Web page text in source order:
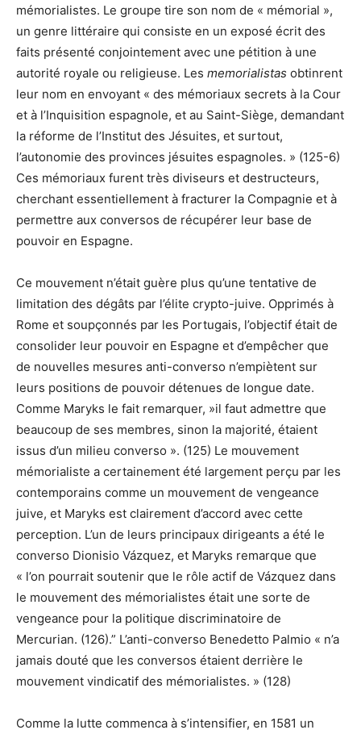
mémorialistes. Le groupe tire son nom de « mémorial »,
un genre littéraire qui consiste en un exposé écrit des
faits présenté conjointement avec une pétition à une
autorité royale ou religieuse. Les memorialistas obtinrent
leur nom en envoyant « des mémoriaux secrets à la Cour
et à l’Inquisition espagnole, et au Saint-Siège, demandant
la réforme de l’Institut des Jésuites, et surtout,
l’autonomie des provinces jésuites espagnoles. » (125-6)
Ces mémoriaux furent très diviseurs et destructeurs,
cherchant essentiellement à fracturer la Compagnie et à
permettre aux conversos de récupérer leur base de
pouvoir en Espagne.
Ce mouvement n’était guère plus qu’une tentative de
limitation des dégâts par l’élite crypto-juive. Opprimés à
Rome et soupçonnés par les Portugais, l’objectif était de
consolider leur pouvoir en Espagne et d’empêcher que
de nouvelles mesures anti-converso n’empiètent sur
leurs positions de pouvoir détenues de longue date.
Comme Maryks le fait remarquer, »il faut admettre que
beaucoup de ses membres, sinon la majorité, étaient
issus d’un milieu converso ». (125) Le mouvement
mémorialiste a certainement été largement perçu par les
contemporains comme un mouvement de vengeance
juive, et Maryks est clairement d’accord avec cette
perception. L’un de leurs principaux dirigeants a été le
converso Dionisio Vázquez, et Maryks remarque que
« l’on pourrait soutenir que le rôle actif de Vázquez dans
le mouvement des mémorialistes était une sorte de
vengeance pour la politique discriminatoire de
Mercurian. (126).” L’anti-converso Benedetto Palmio « n’a
jamais douté que les conversos étaient derrière le
mouvement vindicatif des mémorialistes. » (128)
Comme la lutte commenca à s’intensifier, en 1581 un